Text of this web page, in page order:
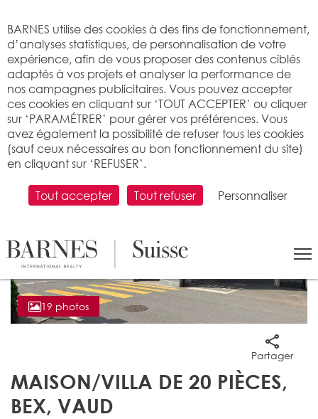
19 photos
MAISON/VILLA DE 20 PIÈCES,
BEX, VAUD
Partager
BARNES utilise des cookies à des fins de fonctionnement,
d’analyses statistiques, de personnalisation de votre
expérience, afin de vous proposer des contenus ciblés
adaptés à vos projets et analyser la performance de
nos campagnes publicitaires. Vous pouvez accepter
ces cookies en cliquant sur ‘TOUT ACCEPTER’ ou cliquer
sur ‘PARAMÉTRER’ pour gérer vos préférences. Vous
avez également la possibilité de refuser tous les cookies
(sauf ceux nécessaires au bon fonctionnement du site)
en cliquant sur ‘REFUSER’.
Tout accepter Tout refuser Personnaliser